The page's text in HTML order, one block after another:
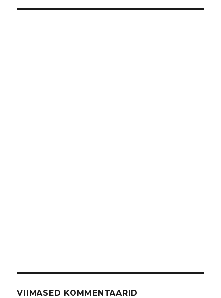
VIIMASED KOMMENTAARID